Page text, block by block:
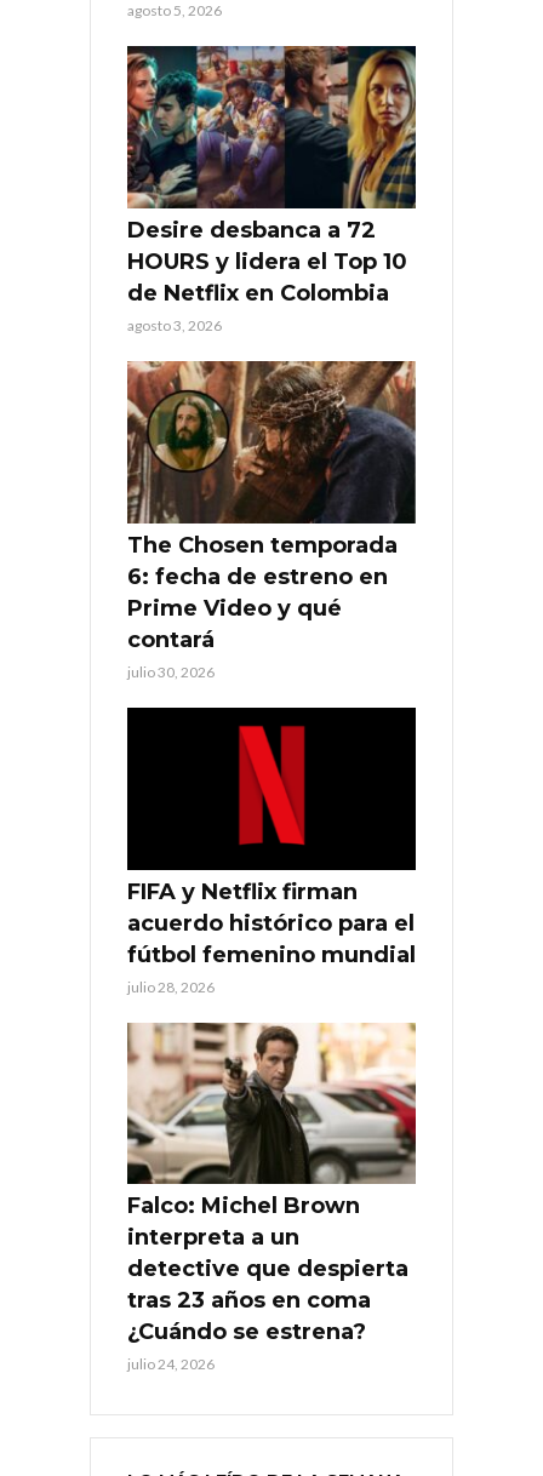
agosto 5, 2026
Desire desbanca a 72
HOURS y lidera el Top 10
de Netflix en Colombia
agosto 3, 2026
The Chosen temporada
6: fecha de estreno en
Prime Video y qué
contará
julio 30, 2026
FIFA y Netflix firman
acuerdo histórico para el
fútbol femenino mundial
julio 28, 2026
Falco: Michel Brown
interpreta a un
detective que despierta
tras 23 años en coma
¿Cuándo se estrena?
julio 24, 2026